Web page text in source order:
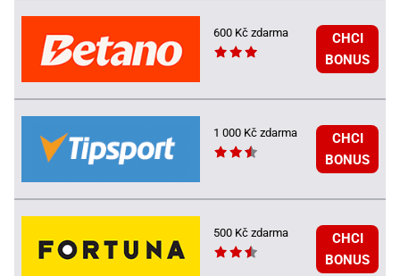
600 Kč zdarma
CHCI
BONUS
1 000 Kč zdarma
CHCI
BONUS
500 Kč zdarma
CHCI
BONUS